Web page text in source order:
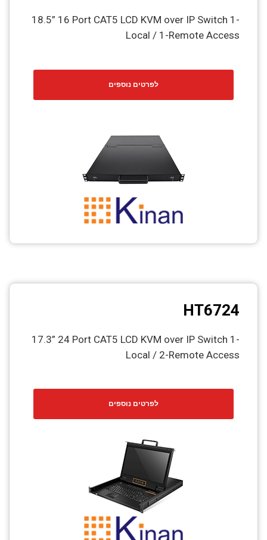
18.5” 16 Port CAT5 LCD KVM over IP Switch 1-
Local / 1-Remote Access
לפרטים נוספים
HT6724
17.3” 24 Port CAT5 LCD KVM over IP Switch 1-
Local / 2-Remote Access
לפרטים נוספים